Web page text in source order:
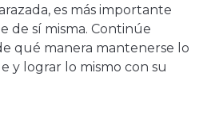
es más importante
de sí misma. Continúe
qué manera mantenerse lo
y lograr lo mismo con su